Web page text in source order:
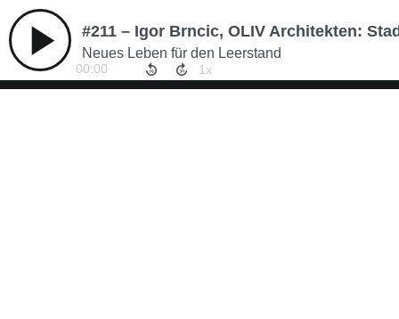
#211 – Igor Brncic, OLIV Architekten:
Neues Leben für den Leerstand
00:00